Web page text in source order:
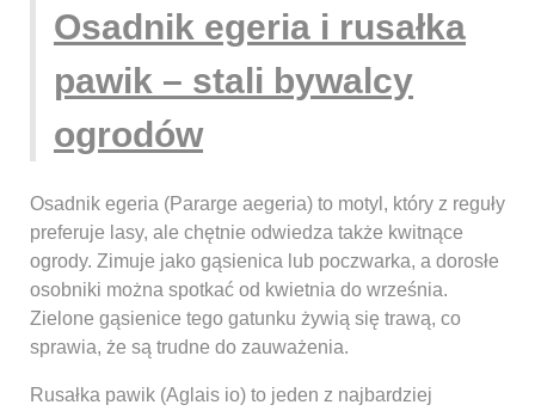
Osadnik egeria i rusałka
pawik – stali bywalcy
ogrodów
Osadnik egeria (Pararge aegeria) to motyl, który z reguły
preferuje lasy, ale chętnie odwiedza także kwitnące
ogrody. Zimuje jako gąsienica lub poczwarka, a dorosłe
osobniki można spotkać od kwietnia do września.
Zielone gąsienice tego gatunku żywią się trawą, co
sprawia, że są trudne do zauważenia.
Rusałka pawik (Aglais io) to jeden z najbardziej